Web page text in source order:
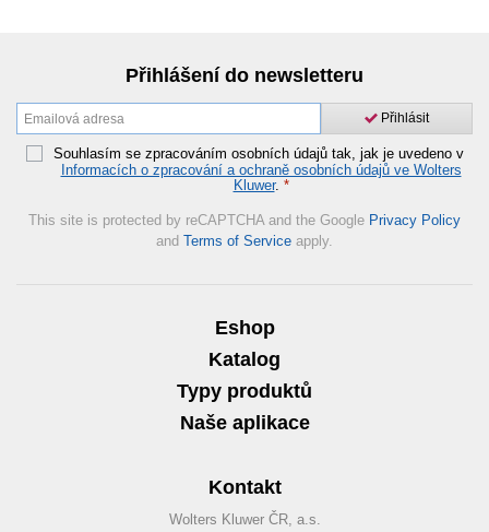
Přihlášení do newsletteru
Přihlásit
Souhlasím se zpracováním osobních údajů tak, jak je uvedeno v
Informacích o zpracování a ochraně osobních údajů ve Wolters
Kluwer. *
This site is protected by reCAPTCHA and the Google Privacy Policy
and Terms of Service apply.
Eshop
Katalog
Typy produktů
Naše aplikace
Kontakt
Wolters Kluwer ČR, a.s.